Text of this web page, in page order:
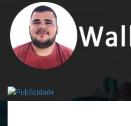
content